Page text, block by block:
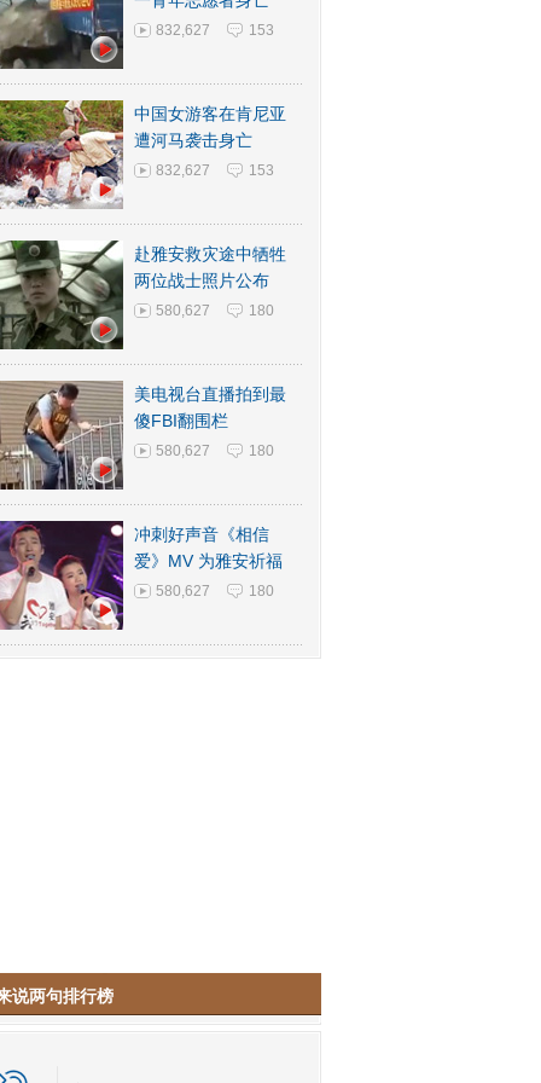
832,627 153
中国女游客在肯尼亚
遭河马袭击身亡
832,627 153
赴雅安救灾途中牺牲
两位战士照片公布
580,627 180
美电视台直播拍到最
傻FBI翻围栏
580,627 180
冲刺好声音《相信
爱》MV 为雅安祈福
580,627 180
说两句排行榜